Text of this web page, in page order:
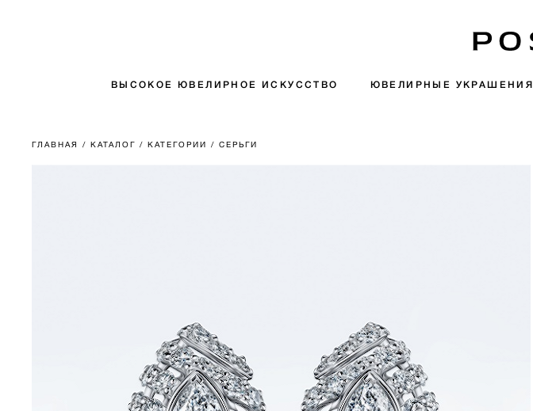
ВЫСОКОЕ ЮВЕЛИРНОЕ ИСКУССТВО ЮВЕЛИРНЫЕ УКРАШЕНИЯ
ГЛАВНАЯ / КАТАЛОГ / КАТЕГОРИИ / СЕРЬГИ